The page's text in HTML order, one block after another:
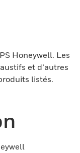
Honeywell. Les
et d’autres
listés.